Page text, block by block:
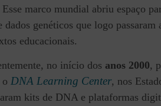
marco mundial abriu espaço
dados genéticos que logo passaram
educacionais.
no início dos anos 2000,
DNA Learning Center, nos
kits de DNA e plataformas